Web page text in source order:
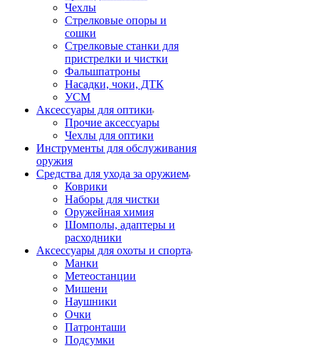
Чехлы
Стрелковые опоры и
сошки
Стрелковые станки для
пристрелки и чистки
Фальшпатроны
Насадки, чоки, ДТК
УСМ
Аксессуары для оптики
Прочие аксессуары
Чехлы для оптики
Инструменты для обслуживания
оружия
Средства для ухода за оружием
Коврики
Наборы для чистки
Оружейная химия
Шомполы, адаптеры и
расходники
Аксессуары для охоты и спорта
Манки
Метеостанции
Мишени
Наушники
Очки
Патронташи
Подсумки